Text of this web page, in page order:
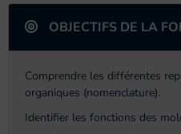
OBJECTIFS DE LA
Comprendre les différentes
organiques (nomenclature).
Identifier les fonctions des